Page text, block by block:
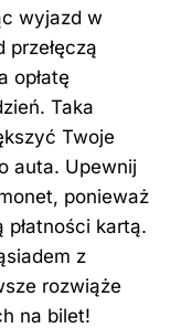
wyjazd w
przełęczą
opłatę
Taka
Twoje
auta. Upewnij
ponieważ
kartą.
z
rozwiąże
na bilet!